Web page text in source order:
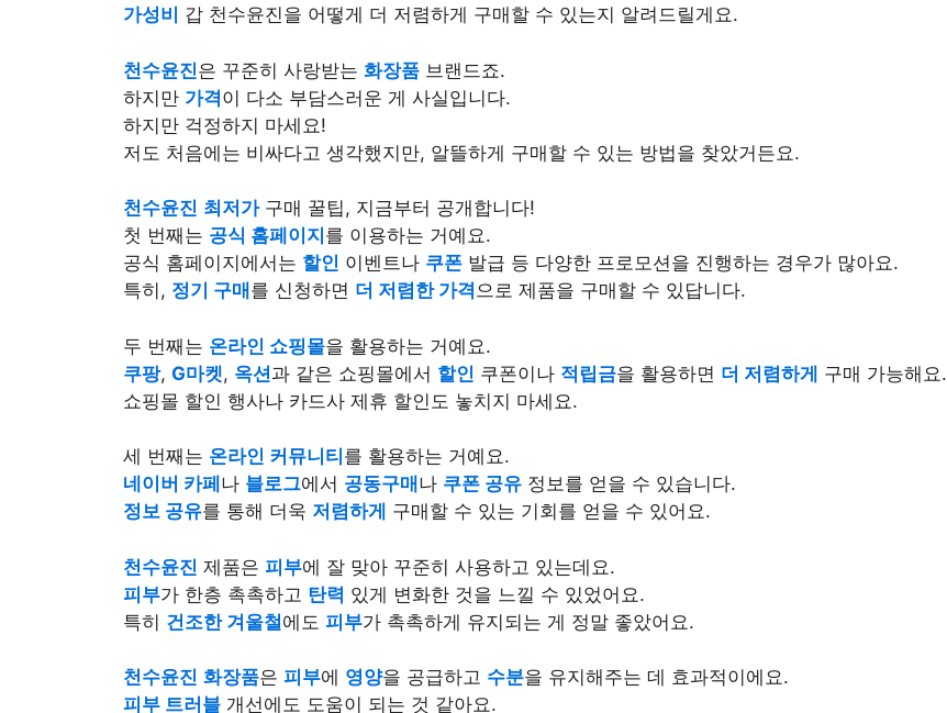
가성비
갑 천수윤진을 어떻게 더 저렴하게 구매할 수 있는지 알려드릴게요.
천수윤진은 꾸준히 사랑받는 화장품 브랜드죠.
하지만 가격이 다소 부담스러운 게 사실입니다.
하지만 걱정하지 마세요!
저도 처음에는 비싸다고 생각했지만, 알뜰하게 구매할 수 있는 방법을 찾았거든요.
천수윤진 최저가구매 꿀팁, 지금부터 공개합니다!
첫 번째는 공식 홈페이지 를 이용하는 거예요.
공식 홈페이지에서는 할인 이벤트나 쿠폰 발급 등 다양한 프로모션을 진행하는 경우가 많아요.
특히, 정기 구매 를 신청하면 더 저렴한 가격으로 제품을 구매할 수 있답니다.
두 번째는 온라인 쇼핑몰을 활용하는 거예요.
쿠팡, G마켓, 옥션과 같은 쇼핑몰에서 할인 쿠폰이나 적립금을 활용하면 더 저렴하게 구매 가능해요.
쇼핑몰 할인 행사나 카드사 제휴 할인도 놓치지 마세요.
세 번째는 온라인 커뮤니티 를 활용하는 거예요.
네이버 카페 나 블로그에서 공동구매 나 쿠폰 공유 정보를 얻을 수 있습니다.
정보 공유를 통해 더욱 저렴하게 구매할 수 있는 기회를 얻을 수 있어요.
천수윤진 제품은 피부에 잘 맞아 꾸준히 사용하고 있는데요.
피부가 한층 촉촉하고 탄력 있게 변화한 것을 느낄 수 있었어요.
특히 건조한 겨울철에도 피부가 촉촉하게 유지되는 게 정말 좋았어요.
천수윤진 화장품은 피부에 영양을 공급하고 수분을 유지해주는 데 효과적이에요.
피부 트러블 개선에도 도움이 되는 것 같아요.